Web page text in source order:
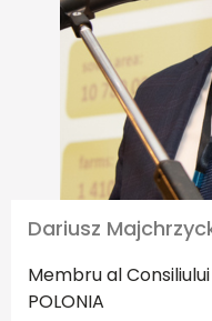
Dariusz
Membru al
POLONIA